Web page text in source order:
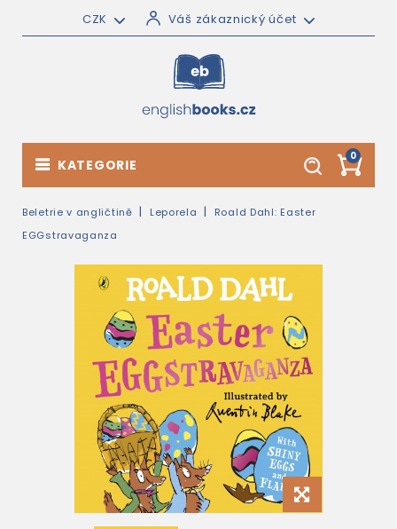
CZK Váš zákaznický účet
0
KATEGORIE
Beletrie v angličtině Leporela
Roald Dahl: Easter
EGGstravaganza